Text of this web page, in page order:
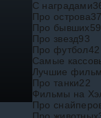
С наградами
Про острова37
Про бывших59
Про звезд93
Про футбол42
Самые
Лучшие
Про танки22
Фильмы на
Про